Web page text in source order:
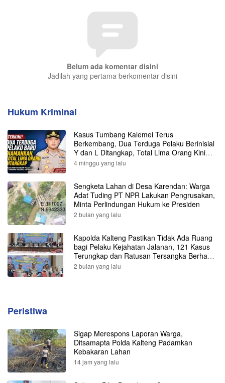
Belum ada komentar disini
Jadilah yang pertama berkomentar disini
Hukum Kriminal
Kasus Tumbang Kalemei Terus
Berkembang, Dua Terduga Pelaku Berinisial
Y dan L Ditangkap, Total Lima Orang Kini
Diamankan Polisi
4 minggu yang lalu
Sengketa Lahan di Desa Karendan: Warga
Adat Tuding PT NPR Lakukan Pengrusakan,
Minta Perlindungan Hukum ke Presiden
2 bulan yang lalu
Kapolda Kalteng Pastikan Tidak Ada Ruang
bagi Pelaku Kejahatan Jalanan, 121 Kasus
Terungkap dan Ratusan Tersangka Berhasil
Dibekuk
2 bulan yang lalu
Peristiwa
Sigap Merespons Laporan Warga,
Ditsamapta Polda Kalteng Padamkan
Kebakaran Lahan
14 jam yang lalu